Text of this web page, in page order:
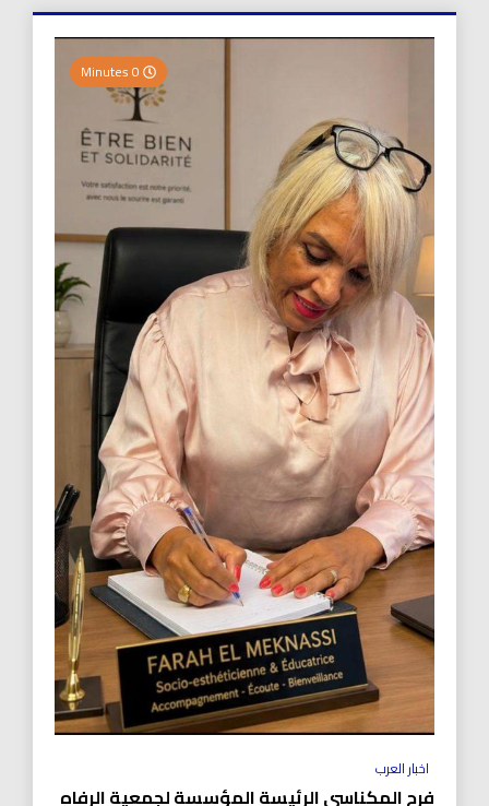
اخبار العرب
فرح المكناسي الرئيسة المؤسسة لجمعية الرفاه